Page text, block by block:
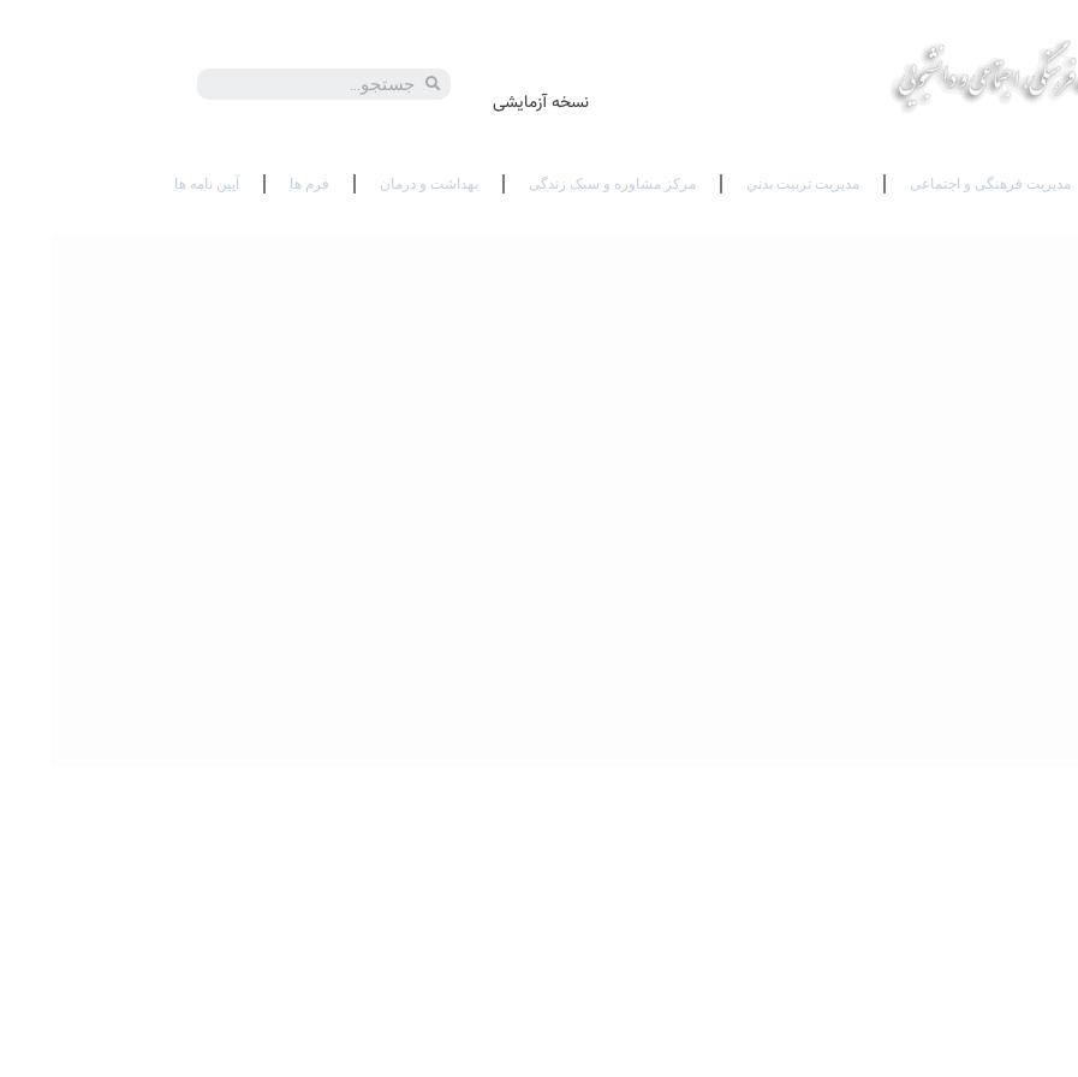
نسخه آزمایشی
مدیریت فرهنگی و اجتماعی مديريت تربيت بدني مرکز مشاوره و سبک زندگی بهداشت و درمان فرم ها آیین نامه ها